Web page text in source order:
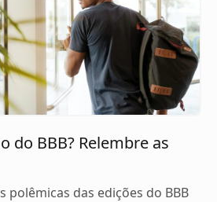
do BBB? Relembre as
polêmicas das edições do BBB